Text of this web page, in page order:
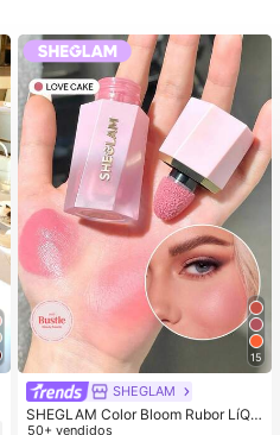
15
SHEGLAM
SHEGLAM Color Bloom Rubor LíQui
do Acabado Mate-Love Cake Color
50+ vendidos